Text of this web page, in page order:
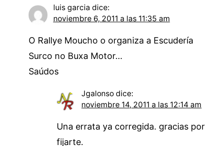
luis garcia dice:
noviembre 6, 2011 a las 11:35 am
O Rallye Moucho o organiza a Escudería
Surco no Buxa Motor…
Saúdos
Jgalonso dice:
noviembre 14, 2011 a las 12:14 am
Una errata ya corregida. gracias por
fijarte.